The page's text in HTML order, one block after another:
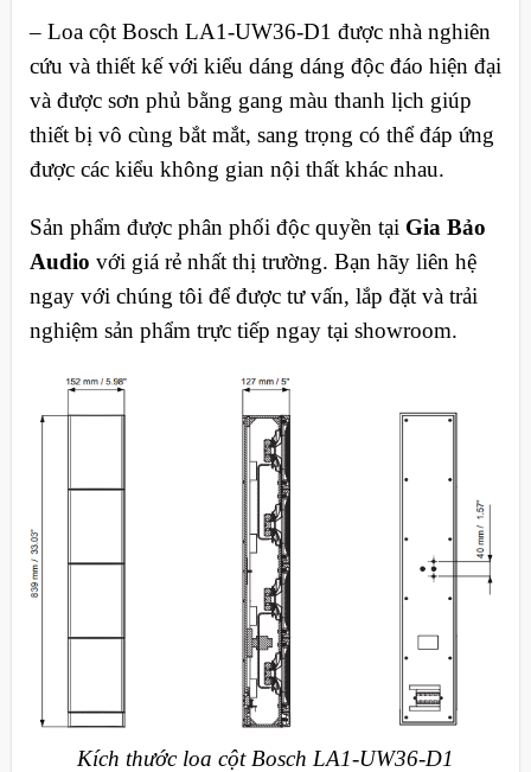
– Loa cột Bosch LA1-UW36-D1 được nhà nghiên
cứu và thiết kế với kiểu dáng dáng độc đáo hiện đại
và được sơn phủ bằng gang màu thanh lịch giúp
thiết bị vô cùng bắt mắt, sang trọng có thể đáp ứng
được các kiểu không gian nội thất khác nhau.
Sản phẩm được phân phối độc quyền tại Gia Bảo
Audio với giá rẻ nhất thị trường. Bạn hãy liên hệ
ngay với chúng tôi để được tư vấn, lắp đặt và trải
nghiệm sản phẩm trực tiếp ngay tại showroom.
Kích thước loa cột Bosch LA1-UW36-D1